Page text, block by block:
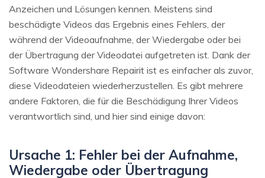
Anzeichen und Lösungen kennen. Meistens sind
beschädigte Videos das Ergebnis eines Fehlers, der
während der Videoaufnahme, der Wiedergabe oder bei
der Übertragung der Videodatei aufgetreten ist. Dank der
Software Wondershare Repairit ist es einfacher als zuvor,
diese Videodateien wiederherzustellen. Es gibt mehrere
andere Faktoren, die für die Beschädigung Ihrer Videos
verantwortlich sind, und hier sind einige davon:
Ursache 1: Fehler bei der Aufnahme,
Wiedergabe oder Übertragung